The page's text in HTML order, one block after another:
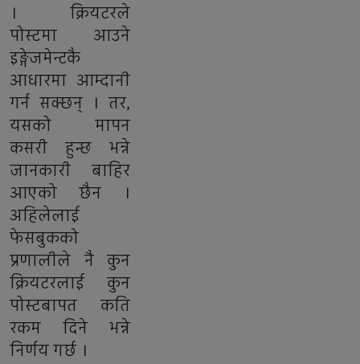
। क्रियटरले
पोस्टमा आउने
इङ्गेजमेन्टकै
आधारमा आम्दानी
गर्न सक्छन् । तर,
यसको मापन
कसरी हुन्छ भन्ने
जानकारी बाहिर
आएको छैन ।
अहिलेलाई
फेसबुकको
प्रणालीले नै कुन
क्रियटरलाई कुन
पोस्टबापत कति
रकम दिने भन्ने
निर्णय गर्छ ।